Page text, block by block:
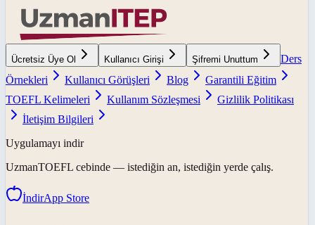
Ücretsiz Üye Ol Kullanıcı Girişi Şifremi Unuttum
Ders
Örnekleri
Kullanıcı Görüşleri Blog
Garantili Eğitim
TOEFL Kelimeleri
Kullanım Sözleşmesi
Gizlilik Politikası
İletişim Bilgileri
Uygulamayı indir
UzmanTOEFL cebinde — istediğin an, istediğin yerde çalış.
İndirApp Store